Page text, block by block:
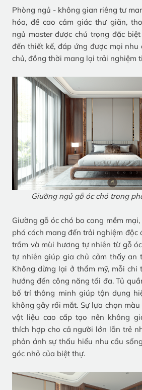
Phòng ngủ - không gian riêng tư
hóa, đề cao cảm giác thư giãn,
ngủ master được chú trọng đặc
đến thiết kế, đáp ứng được mọi nhu
chủ, đồng thời mang lại trải nghiệm
Giường ngủ gỗ óc chó trong
Giường gỗ óc chó bo cong mềm
phá cách mang đến trải nghiệm độc
trầm và mùi hương tự nhiên từ gỗ
tự nhiên giúp gia chủ cảm thấy an
Không dừng lại ở thẩm mỹ, mỗi chi
hướng đến công năng tối đa. Tủ
bố trí thông minh giúp tận dụng
không gây rối mắt. Sự lựa chọn
vật liệu cao cấp tạo nên không
thích hợp cho cả người lớn lẫn trẻ
phản ánh sự thấu hiểu nhu cầu
góc nhỏ của biệt thự.